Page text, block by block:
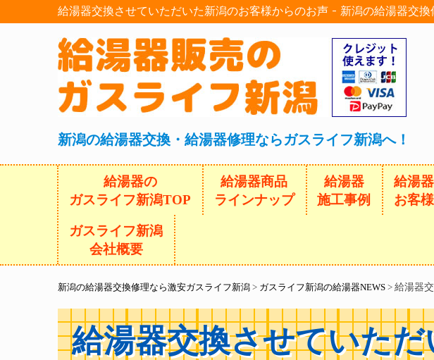
給湯器交換させていただいた新潟のお客様からのお声 - 新潟の給湯器交
新潟の給湯器交換・給湯器修理ならガスライフ新潟へ！
給湯器の
ガスライフ新潟TOP
給湯器商品
ラインナップ
給湯器
施工事例
給湯
お客
ガスライフ新潟
会社概要
新潟の給湯器交換修理なら激安ガスライフ新潟 > ガスライフ新潟の給湯器NEWS > 給湯器
給湯器交換させていた